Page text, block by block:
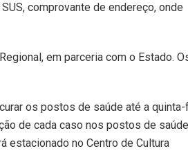
comprovante de endereço, onde
em parceria com o Estado.
os postos de saúde até a
de cada caso nos postos de
estacionado no Centro de Cultura